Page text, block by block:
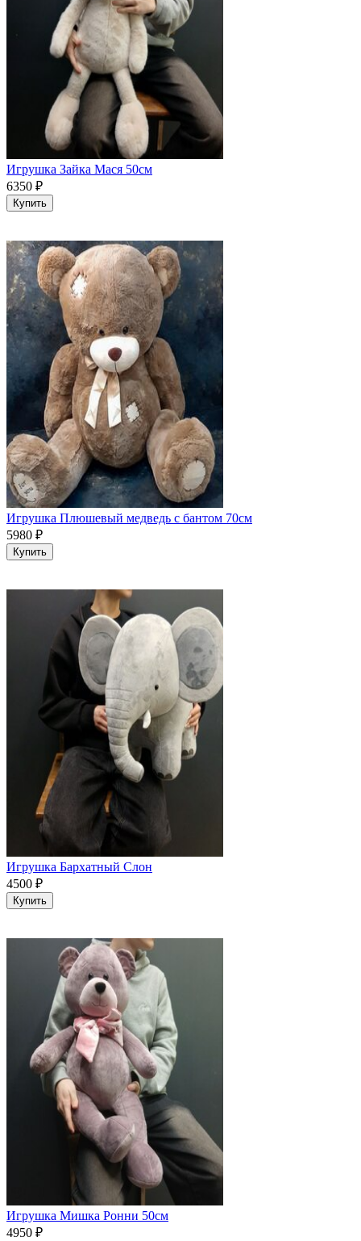
Игрушка Зайка Мася 50см
6350 ₽
Купить
Игрушка Плюшевый медведь с бантом 70см
5980 ₽
Купить
Игрушка Бархатный Слон
4500 ₽
Купить
Игрушка Мишка Ронни 50см
4950 ₽